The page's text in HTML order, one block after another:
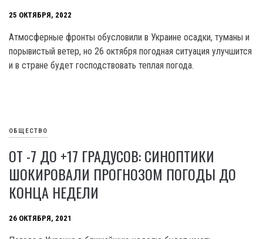
25 ОКТЯБРЯ, 2022
Атмосферные фронты обусловили в Украине осадки, туманы и
порывистый ветер, но 26 октября погодная ситуация улучшится
и в стране будет господствовать теплая погода.
ОБЩЕСТВО
ОТ -7 ДО +17 ГРАДУСОВ: СИНОПТИКИ
ШОКИРОВАЛИ ПРОГНОЗОМ ПОГОДЫ ДО
КОНЦА НЕДЕЛИ
26 ОКТЯБРЯ, 2021